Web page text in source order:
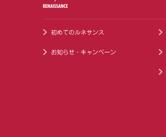
初めてのルネサンス
お知らせ・キャンペーン